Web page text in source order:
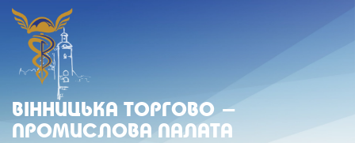
ВIННИЦЬКА ТОРГОВО -
ПРОМИСЛОВА ПАЛАТА